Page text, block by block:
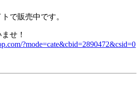
で販売中です。
せ！
?mode=cate&cbid=2890472&csid=0